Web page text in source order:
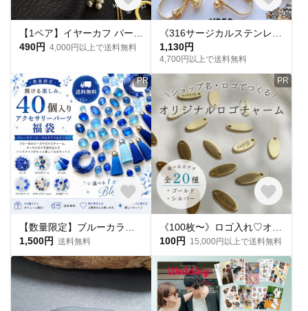
490円 4,000円以上で送料無料
1,130円
4,700円以上で送料無料
PR
1,500円 送料無料
PR
100円
15,000円以上で送料無料